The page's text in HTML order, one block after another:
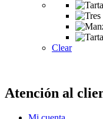
Clear
Atención al